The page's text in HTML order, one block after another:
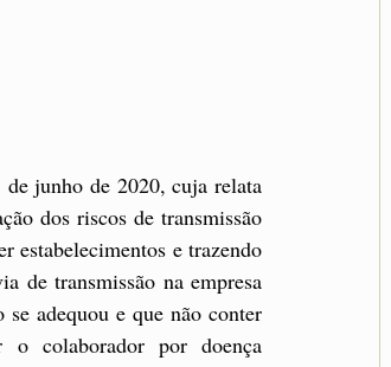
junho de 2020, cuja relata
dos riscos de transmissão
estabelecimentos e trazendo
de transmissão na empresa
adequou e que não conter
o colaborador por doença